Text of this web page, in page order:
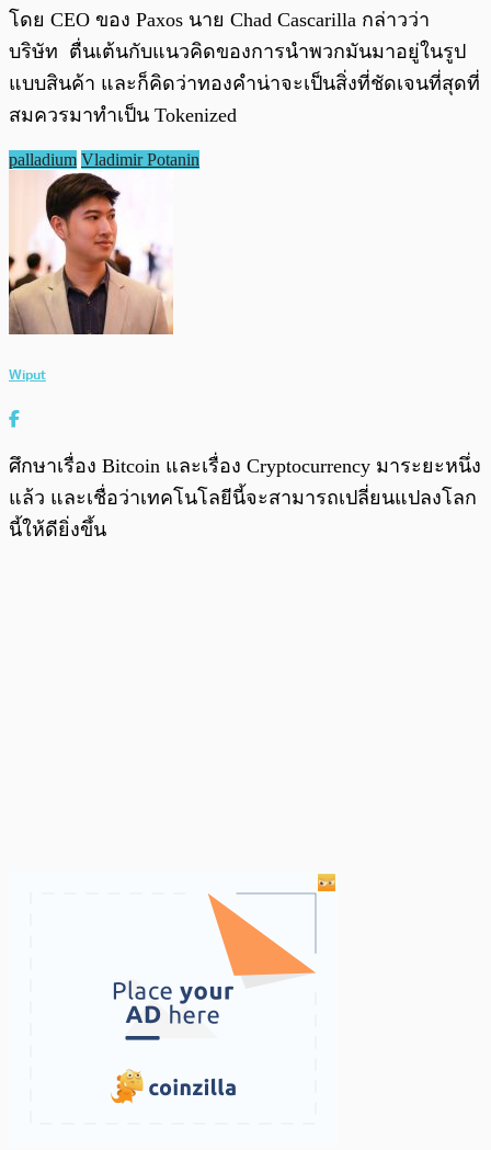
โดย CEO ของ Paxos นาย Chad Cascarilla กล่าวว่า
บริษัท ตื่นเต้นกับแนวคิดของการนำพวกมันมาอยู่ในรูป
แบบสินค้า และก็คิดว่าทองคำน่าจะเป็นสิ่งที่ชัดเจนที่สุดที่
สมควรมาทำเป็น Tokenized
palladium Vladimir Potanin
Wiput
ศึกษาเรื่อง Bitcoin และเรื่อง Cryptocurrency มาระยะหนึ่ง
แล้ว และเชื่อว่าเทคโนโลยีนี้จะสามารถเปลี่ยนแปลงโลก
นี้ให้ดียิ่งขึ้น